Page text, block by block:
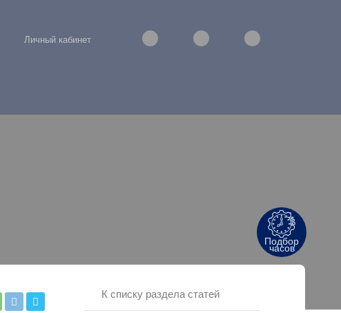
Личный кабинет
К списку раздела статей
Подбор
часов